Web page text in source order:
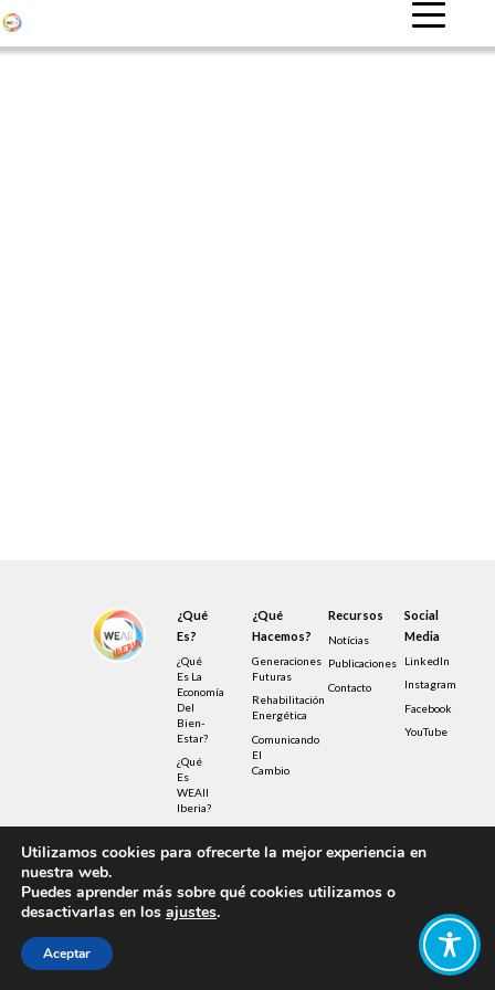
¿Qué
Es?
¿Qué
Es La
Economía
Del
Bien-
Estar?
¿Qué
Es
WEAll
Iberia?
¿Qué
Hacemos?
Generaciones
Futuras
Rehabilitación
Energética
Comunicando
El
Cambio
Recursos
Notícias
Publicaciones
Contacto
Social
Media
LinkedIn
Instagram
Facebook
YouTube
© Copyright – Wellbeing Economy Alliance 2022 –
No.1190040
Design by FIB – Fábrica de Ideias Brasileiras
Illustrations by Sensetribe licensed under
Utilizamos cookies para ofrecerte la mejor experiencia en
nuestra web.
Puedes aprender más sobre qué cookies utilizamos o
desactivarlas en los ajustes.
Aceptar